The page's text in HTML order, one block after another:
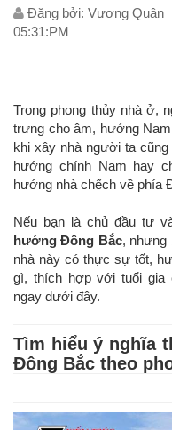
Đăng bởi: V­ương Quân
05:31:PM
Trong phong thủy nhà ở,
trưng cho âm, hướng
khi xây nhà người ta
hướng chính Nam hay
hướng nhà chếch về phía
Nếu bạn là chủ đầu tư
hướng Đông Bắc, nhưng
nhà này có thực sự tốt,
gì, thích hợp với tuổi gia
ngay dưới đây.
Tìm hiểu ý nghĩa
Đông Bắc theo